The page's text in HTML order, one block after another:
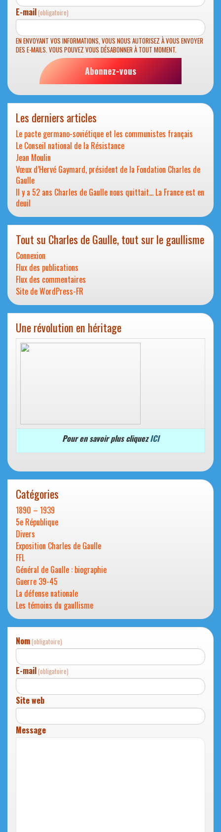
E-mail(obligatoire)
EN ENVOYANT VOS INFORMATIONS, VOUS NOUS AUTORISEZ À VOUS ENVOYER
DES E-MAILS. VOUS POUVEZ VOUS DÉSABONNER À TOUT MOMENT.
Abonnez-vous
Les derniers articles
Le pacte germano-soviétique et les communistes français
Le Conseil national de la Résistance
Jean Moulin
Vœux d’Hervé Gaymard, président de la Fondation Charles de
Gaulle
Il y a 52 ans Charles de Gaulle nous quittait… La France est en
deuil
Tout su Charles de Gaulle, tout sur le gaullisme
Connexion
Flux des publications
Flux des commentaires
Site de WordPress-FR
Une révolution en héritage
Pour en savoir plus cliquezICI
Catégories
1890 – 1939
5e République
Divers
Exposition Charles de Gaulle
FFL
Général de Gaulle : biographie
Guerre 39-45
La défense nationale
Les témoins du gaullisme
Nom(obligatoire)
E-mail(obligatoire)
Site web
Message